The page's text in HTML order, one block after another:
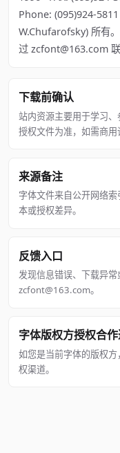
Phone: (095)924-
W.Chufarofsky) 所有
过 zcfont@163.com 联
下载前确认
站内资源主要用于学习
授权文件为准，如需商用
来源备注
字体文件来自公开网络
本或授权差异。
反馈入口
发现信息错误、下载异
zcfont@163.com。
字体版权方授权合
如您是当前字体的版权
权渠道。